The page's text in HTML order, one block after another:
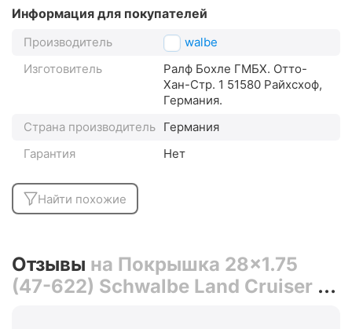
Информация для покупателей
Производитель
Schwalbe
Изготовитель
Ралф Бохле ГМБХ. Отто-
Хан-Стр. 1 51580 Райхсхоф,
Германия.
Страна производитель Германия
Гарантия
Нет
Найти похожие
Отзывы на Покрышка 28x1.75
(47-622) Schwalbe Land Cruiser K-